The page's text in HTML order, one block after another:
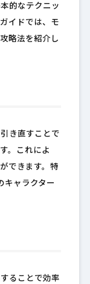
的なテクニッ
イドでは、モ
略法を紹介し
き直すことで
。これによ
できます。特
キャラクター
ることで効率